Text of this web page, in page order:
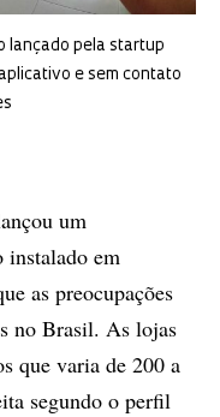
lançado pela startup
e sem contato
um
instalado em
as preocupações
no Brasil. As lojas
que varia de 200 a
segundo o perfil